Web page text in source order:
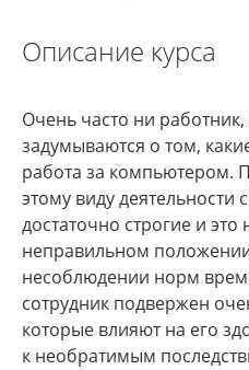
Описание курса
Очень часто ни
задумываются о том,
работа за компьютером.
этому виду деятельности
достаточно строгие и
неправильном
несоблюдении норм
сотрудник подвержен
которые влияют на его
к необратимым